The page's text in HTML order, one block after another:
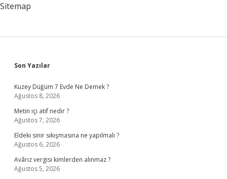
Sitemap
Sidebar
Son Yazılar
Kuzey Düğüm 7 Evde Ne Demek ?
Ağustos 8, 2026
Metin içi atıf nedir ?
Ağustos 7, 2026
Eldeki sinir sıkışmasına ne yapılmalı ?
Ağustos 6, 2026
Avârız vergisi kimlerden alınmaz ?
Ağustos 5, 2026